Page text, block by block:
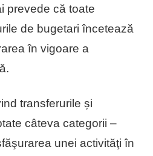
prevede că toate
de bugetari încetează
în vigoare a
transferurile și
câteva categorii –
unei activităţi în